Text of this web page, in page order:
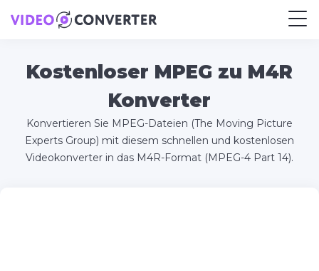
Kostenloser MPEG zu M4R
Konverter
Konvertieren Sie MPEG-Dateien (The Moving Picture
Experts Group) mit diesem schnellen und kostenlosen
Videokonverter in das M4R-Format (MPEG-4 Part 14).